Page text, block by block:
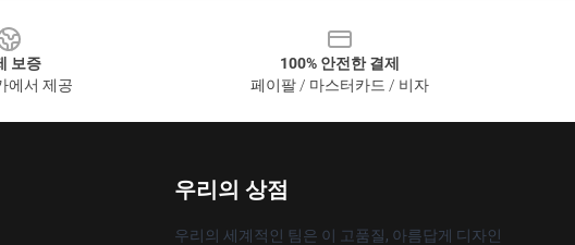
보증
에서 제공
100% 안전한 결제
페이팔 / 마스터카드 / 비자
우리의 상점
우리의 세계적인 팀은 이 고품질, 아름답게 디자인